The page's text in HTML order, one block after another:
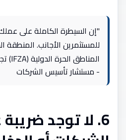
"إن السيطرة الكاملة على
للمستثمرين الأجانب. المنطقة
المناطق الحرة الدولية (IFZA) تجعل هذا ممكنًا."
- مستشار تأسيس الشركات
6. لا توجد